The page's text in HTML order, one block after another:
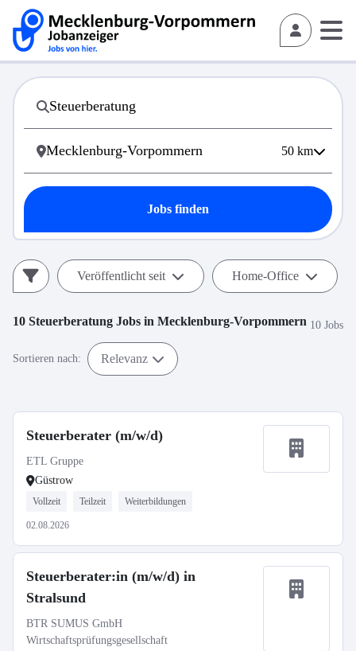
50 km
Jobs finden
Veröffentlicht seit Home-Office
10 Steuerberatung Jobs in Mecklenburg-Vorpommern 10 Jobs
Sortieren nach: Relevanz
Steuerberater (m/w/d)
ETL Gruppe
Güstrow
Vollzeit Teilzeit Weiterbildungen
02.08.2026
Steuerberater:in (m/w/d) in
Stralsund
BTR SUMUS GmbH
Wirtschaftsprüfungsgesellschaft